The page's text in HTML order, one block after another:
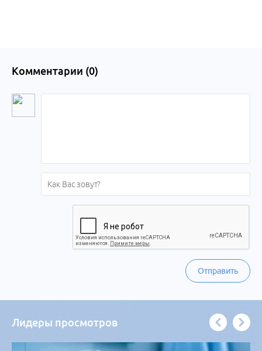
Комментарии (0)
Отправить
Лидеры просмотров